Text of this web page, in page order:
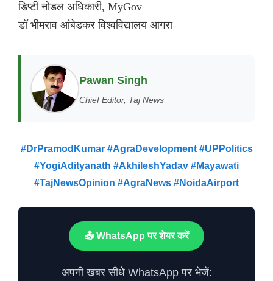
डिप्टी नोडल अधिकारी, MyGov
डॉ भीमराव आंबेडकर विश्वविद्यालय आगरा
Pawan Singh
Chief Editor, Taj News
#DrPramodKumar #AgraDevelopment #UPPolitics
#YogiAdityanath #AkhileshYadav #Mayawati
#TajNewsOpinion #AgraNews #NoidaAirport
📤 WhatsApp पर शेयर करें
अपनी खबर सीधे WhatsApp पर भेजें: